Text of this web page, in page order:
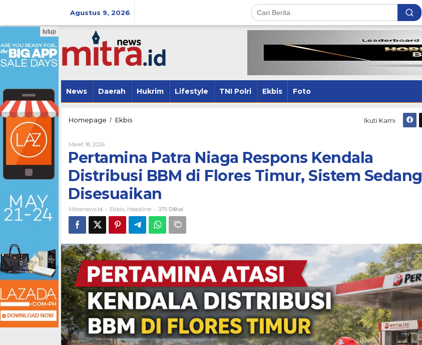
Agustus 9, 2026
News Daerah Hukrim Lifestyle TNI Polri Ekbis Foto
tutup
Homepage / EkbisPertamina
Kendala
Distribusi
BBM
di
Flores
Timur,
Sistem
Sedang
Disesuaikan
Ikuti Kami
Maret 18, 2026Oleh
Mitranews.id
Pertamina Patra Niaga Respons Kendala
Distribusi BBM di Flores Timur, Sistem Sedang
Disesuaikan
Mitranews.id - Ekbis Headline - 375 Dilihat